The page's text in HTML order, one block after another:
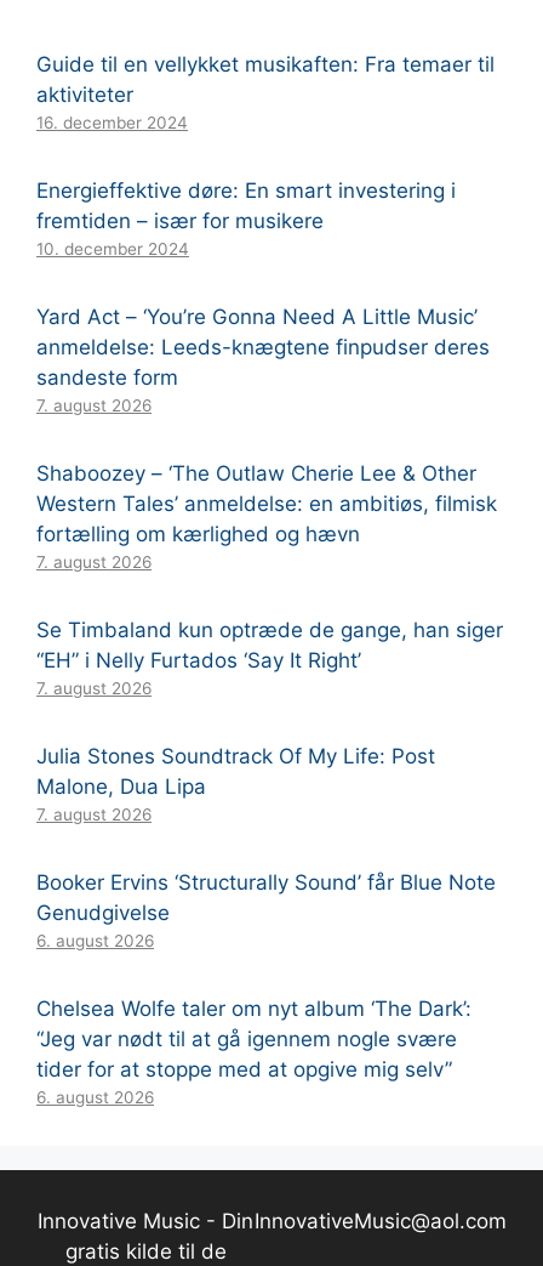
Guide til en vellykket musikaften: Fra temaer til
aktiviteter
16. december 2024
Energieffektive døre: En smart investering i
fremtiden – især for musikere
10. december 2024
Yard Act – ‘You’re Gonna Need A Little Music’
anmeldelse: Leeds-knægtene finpudser deres
sandeste form
7. august 2026
Shaboozey – ‘The Outlaw Cherie Lee & Other
Western Tales’ anmeldelse: en ambitiøs, filmisk
fortælling om kærlighed og hævn
7. august 2026
Se Timbaland kun optræde de gange, han siger
“EH” i Nelly Furtados ‘Say It Right’
7. august 2026
Julia Stones Soundtrack Of My Life: Post
Malone, Dua Lipa
7. august 2026
Booker Ervins ‘Structurally Sound’ får Blue Note
Genudgivelse
6. august 2026
Chelsea Wolfe taler om nyt album ‘The Dark’:
“Jeg var nødt til at gå igennem nogle svære
tider for at stoppe med at opgive mig selv”
6. august 2026
Innovative Music - Din
gratis kilde til de
InnovativeMusic@aol.com